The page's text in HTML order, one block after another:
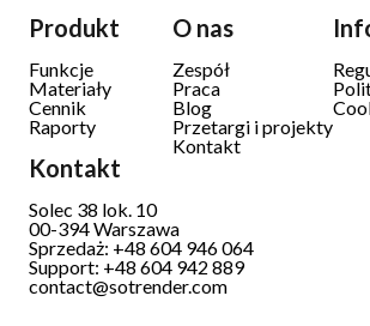
Produkt
Funkcje
Materiały
Cennik
Raporty
O nas
Zespół
Praca
Blog
Przetargi i projekty
Kontakt
Kontakt
Solec 38 lok. 10
00-394 Warszawa
Sprzedaż: +48 604 946 064
Support: +48 604 942 889
contact@sotrender.com